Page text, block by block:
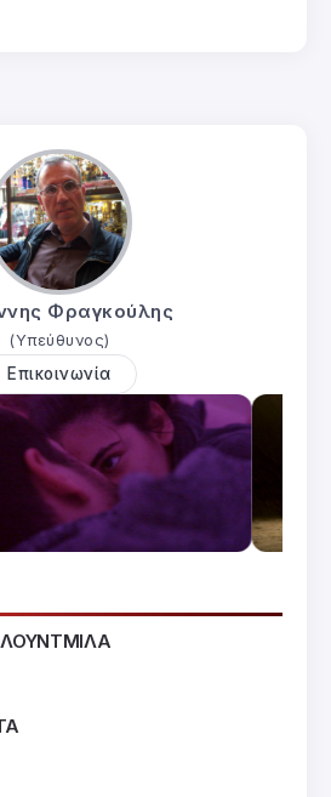
Φραγκούλης
(Υπεύθυνος)
Επικοινωνία